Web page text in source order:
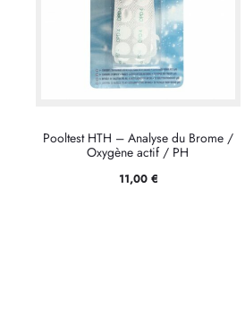
Pooltest HTH – Analyse du Brome /
Oxygène actif / PH
11,00 €